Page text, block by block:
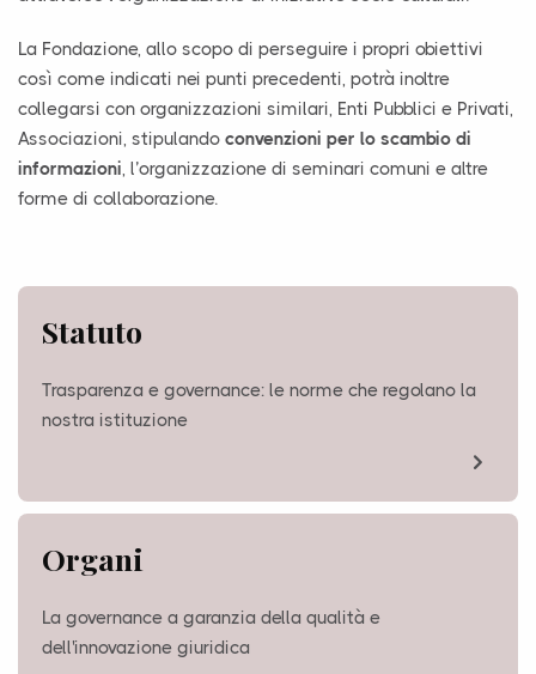
La Fondazione, allo scopo di perseguire i propri obiettivi
così come indicati nei punti precedenti, potrà inoltre
collegarsi con organizzazioni similari, Enti Pubblici e Privati,
Associazioni, stipulando convenzioni per lo scambio di
informazioni, l’organizzazione di seminari comuni e altre
forme di collaborazione.
Statuto
Trasparenza e governance: le norme che regolano la
nostra istituzione
Organi
La governance a garanzia della qualità e
dell'innovazione giuridica